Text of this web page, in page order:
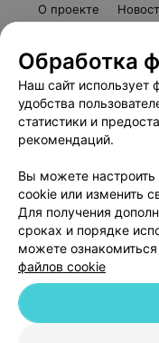
О проекте
© 2026 ООО «Артокс Лаб»,
Обработка
Наш сайт использует
удобства
статистики и
рекомендаций.
Вы можете
cookie или изменить
Для получения
сроках и порядке
можете
файлов cookie